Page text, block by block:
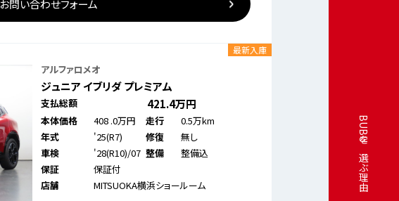
BUBUを選ぶ理由
お問い合わせフォーム
アルファロメオ
ジュニア イブリダ プレミアム
支払総額 421.4万円
本体価格 408.0万円 走行
0.5万km
年式
'25(R7) 修復
無し
車検
'28(R10)/07 整備
整備込
保証
保証付
店舗
MITSUOKA横浜ショールーム
最新入庫